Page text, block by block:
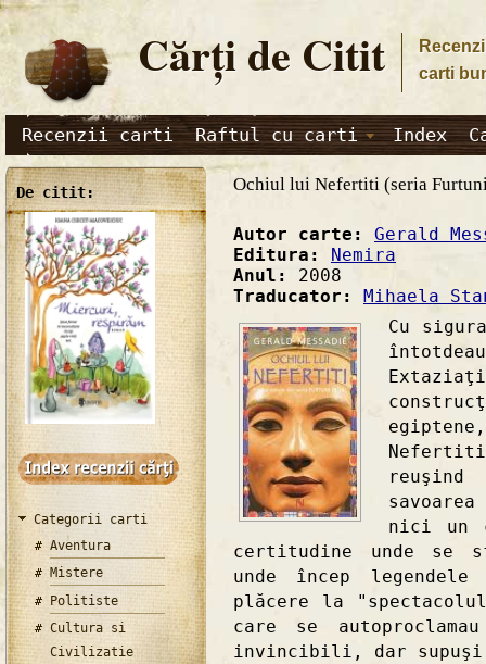
Cărţi de Citit
carti
Recenzii carti Raftul cu carti Index
De citit:
Categorii carti
Aventura
Mistere
Politiste
Cultura si
Civilizatie
Ochiul lui Nefertiti (seria
Autor carte: Gerald
Editura: Nemira
Anul: 2008
Traducator: Mihaela
Cu
nici un
certitudine unde se
unde încep
plăcere la
care se
invincibili, dar